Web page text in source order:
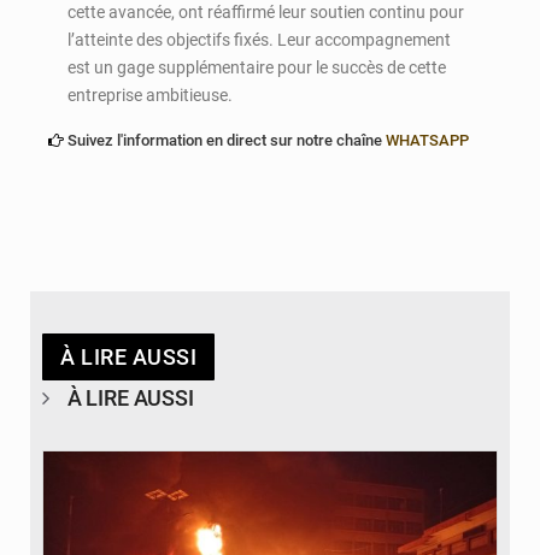
cette avancée, ont réaffirmé leur soutien continu pour
l’atteinte des objectifs fixés. Leur accompagnement
est un gage supplémentaire pour le succès de cette
entreprise ambitieuse.
Suivez l'information en direct sur notre chaîne WHATSAPP
À LIRE AUSSI
À LIRE AUSSI